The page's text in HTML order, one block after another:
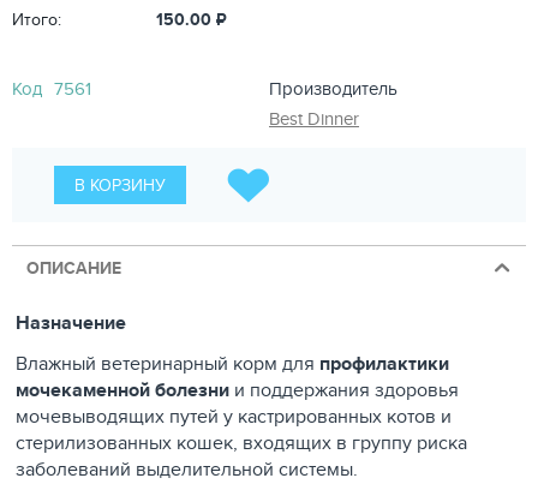
Итого: 150.00 ₽
Код 7561
Производитель
Best Dinner
В КОРЗИНУ
ОПИСАНИЕ
Назначение
Влажный ветеринарный корм для профилактики
мочекаменной болезни и поддержания здоровья
мочевыводящих путей у кастрированных котов и
стерилизованных кошек, входящих в группу риска
заболеваний выделительной системы.